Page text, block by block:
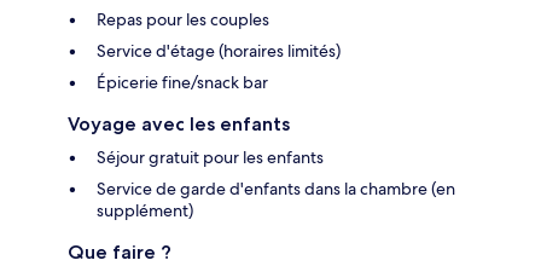
Repas pour les couples
Service d'étage (horaires limités)
Épicerie fine/snack bar
Voyage avec les enfants
Séjour gratuit pour les enfants
Service de garde d'enfants dans la chambre (en
supplément)
Que faire ?